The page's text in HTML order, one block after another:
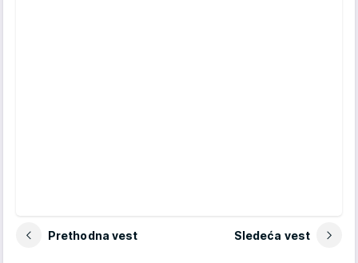
Prethodna vest Sledeća vest